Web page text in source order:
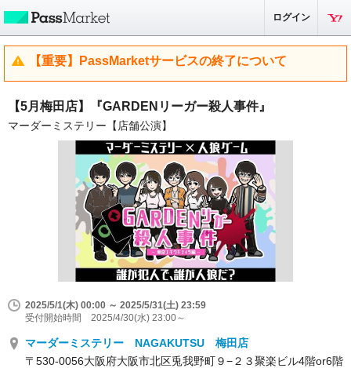
ログイン
【重要】PassMarketサービスの終了について
【5月梅田店】『GARDENリーガー殺人事件』
マーダーミステリー【店舗公演】
2025/5/1(木) 00:00 ～ 2025/5/31(土) 23:59
受付開始時間 2025/4/30(水) 23:00～
マーダーミステリー NAGAKUTSU 梅田店
〒530-0056大阪府大阪市北区兎我野町９−２３聚楽ビル4階or6階